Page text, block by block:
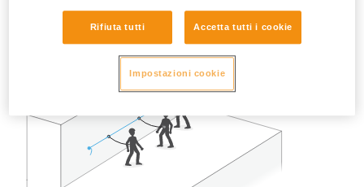
Rifiuta tutti Accetta tutti i cookie
Impostazioni cookie